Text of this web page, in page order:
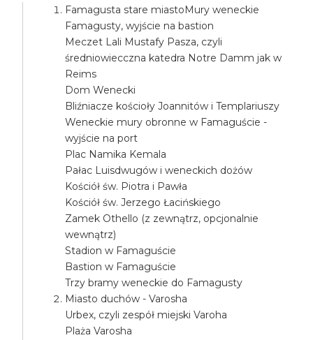
Famagusta stare miastoMury weneckie
Famagusty, wyjście na bastion
Meczet Lali Mustafy Pasza, czyli
średniowiecczna katedra Notre Damm jak w
Reims
Dom Wenecki
Bliźniacze kościoły Joannitów i Templariuszy
Weneckie mury obronne w Famaguście -
wyjście na port
Plac Namika Kemala
Pałac Luisdwugów i weneckich dożów
Kościół św. Piotra i Pawła
Kościół św. Jerzego Łacińskiego
Zamek Othello (z zewnątrz, opcjonalnie
wewnątrz)
Stadion w Famaguście
Bastion w Famaguście
Trzy bramy weneckie do Famagusty
Miasto duchów - Varosha
Urbex, czyli zespół miejski Varoha
Plaża Varosha